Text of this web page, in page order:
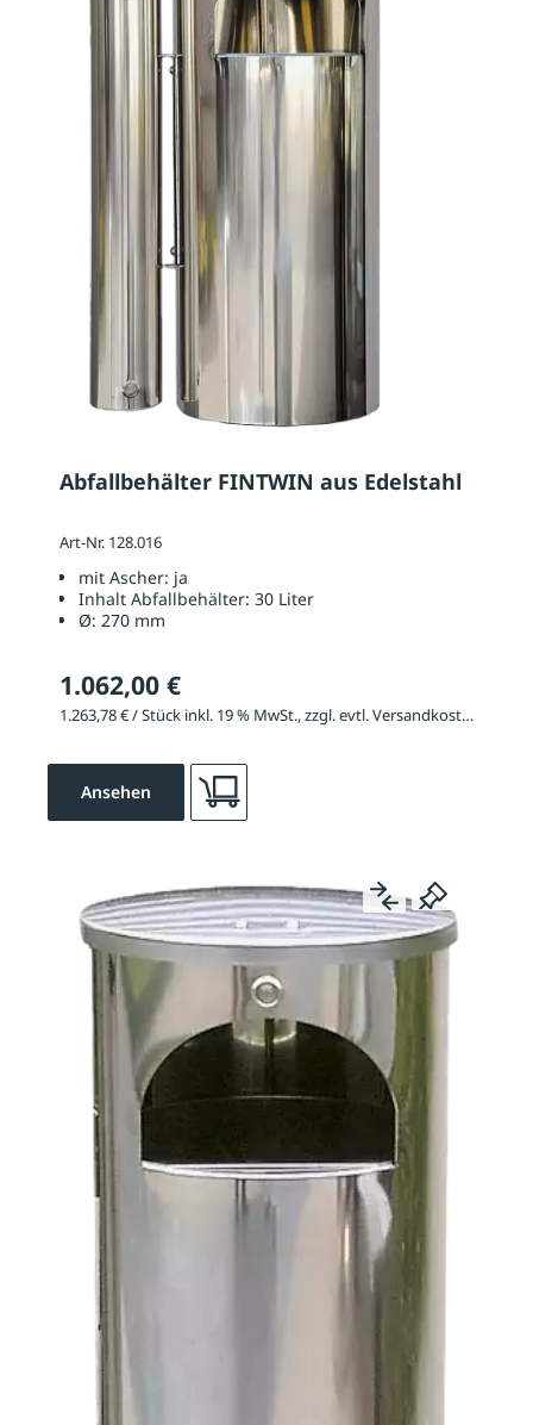
Abfallbehälter FINTWIN aus Edelstahl
Art-Nr. 128.016
mit Ascher: ja
Inhalt Abfallbehälter: 30 Liter
Ø: 270 mm
1.062,00 €
1.263,78 € / Stück inkl. 19 % MwSt., zzgl. evtl. Versandkosten
Ansehen